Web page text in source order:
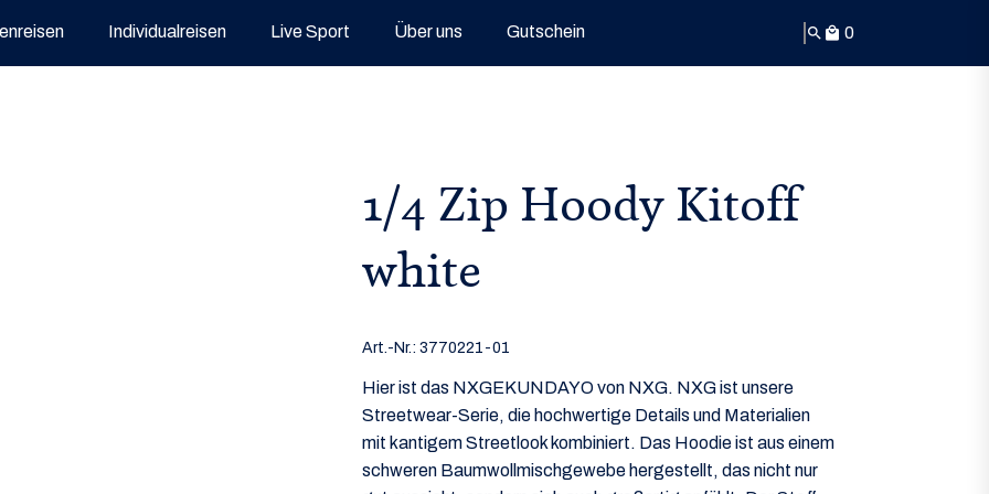
Individualreisen Live Sport Über uns Gutschein search local_mall 0
1/4 Zip Hoody Kitoff
white
Hier ist das NXGEKUNDAYO von NXG. NXG ist unsere
Streetwear-Serie, die hochwertige Details und Materialien
mit kantigem Streetlook kombiniert. Das Hoodie ist aus einem
schweren Baumwollmischgewebe hergestellt, das nicht nur
Art.-Nr.: 3770221-01